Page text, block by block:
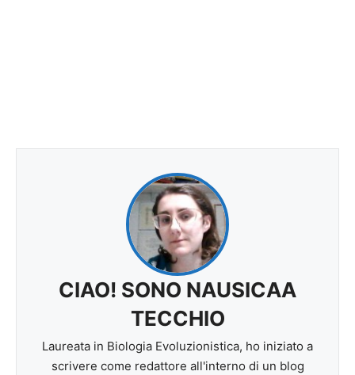
CIAO! SONO NAUSICAA
TECCHIO
Laureata in Biologia Evoluzionistica, ho iniziato a
scrivere come redattore all'interno di un blog